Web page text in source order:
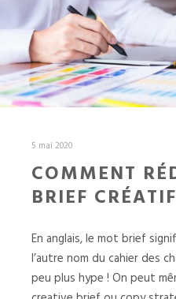
5 mai 2020
COMMENT
BRIEF
En anglais, le mot brief
l’autre nom du cahier des
peu plus hype ! On peut